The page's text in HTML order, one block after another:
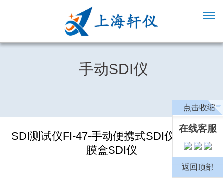
手动SDI仪
SDI测试仪FI-47-手动便携式SDI仪-氟塑料
膜盒SDI仪
点击收缩
在线客服
返回顶部